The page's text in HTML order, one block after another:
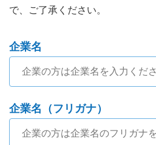
で、ご了承ください。
企業名
企業名（フリガナ）